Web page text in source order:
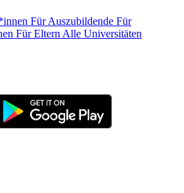
Für Auszubildende Für
Für Eltern Alle Universitäten